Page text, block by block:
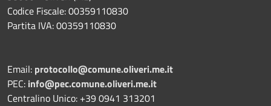
Codice Fiscale: 00359110830
Partita IVA: 00359110830
Email: protocollo@comune.oliveri.me.it
PEC: info@pec.comune.oliveri.me.it
Centralino Unico: +39 0941 313201